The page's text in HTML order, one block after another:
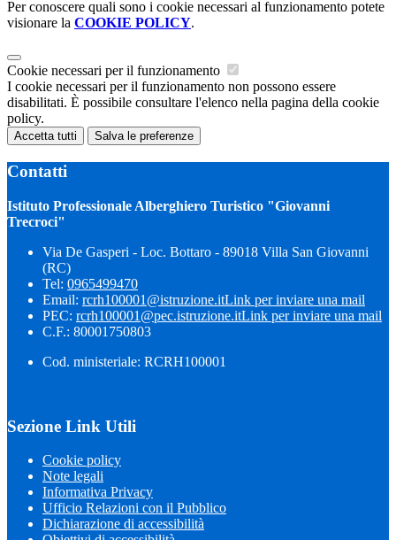
Per conoscere quali sono i cookie necessari al funzionamento potete
visionare la COOKIE POLICY.
Cookie necessari per il funzionamento
I cookie necessari per il funzionamento non possono essere
disabilitati. È possibile consultare l'elenco nella pagina della cookie
policy.
Accetta tutti Salva le preferenze
Contatti
Istituto Professionale Alberghiero Turistico "Giovanni
Trecroci"
Via De Gasperi - Loc. Bottaro - 89018 Villa San Giovanni
(RC)
Tel: 0965499470
Email: rcrh100001@istruzione.itLink per inviare una mail
PEC: rcrh100001@pec.istruzione.itLink per inviare una mail
C.F.: 80001750803
Cod. ministeriale: RCRH100001
Sezione Link Utili
Cookie policy
Note legali
Informativa Privacy
Ufficio Relazioni con il Pubblico
Dichiarazione di accessibilità